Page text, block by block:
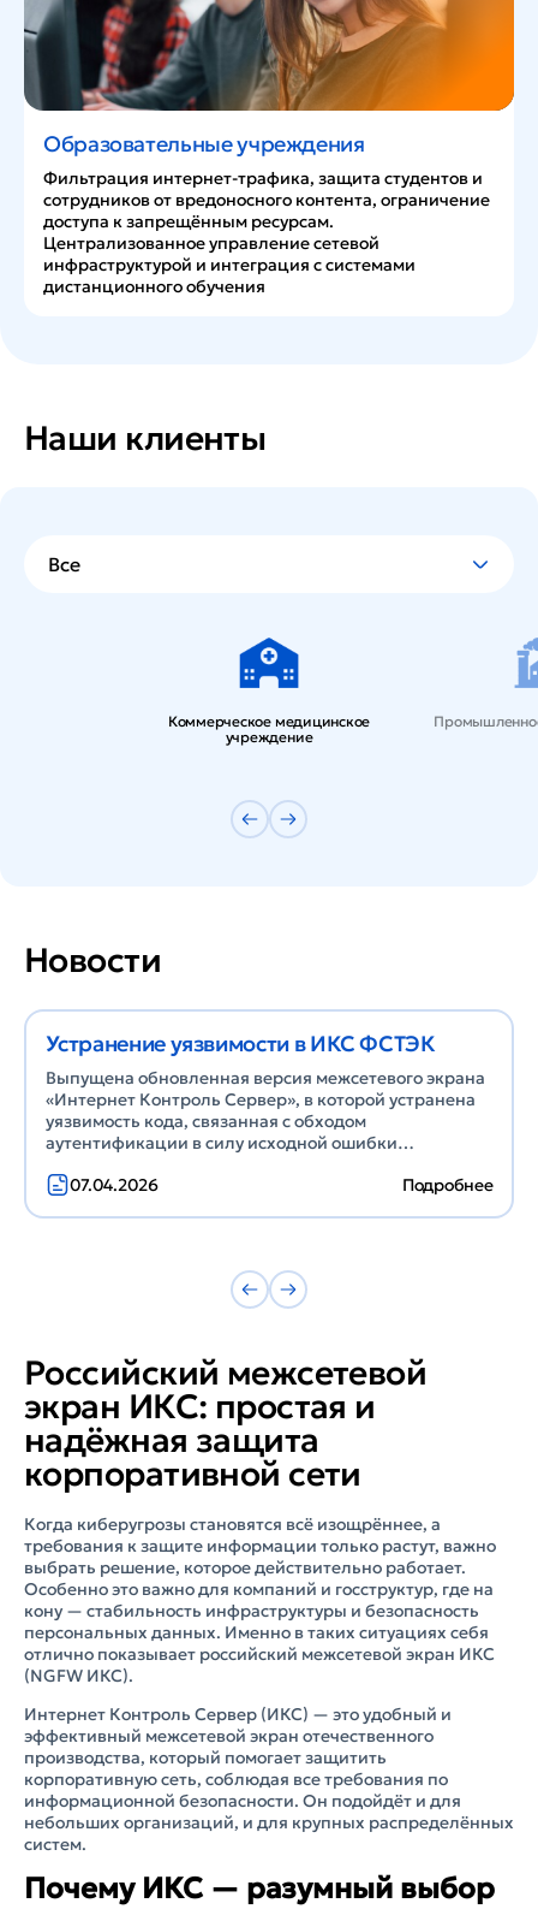
Образовательные учреждения
Фильтрация интернет-трафика, защита студентов и
сотрудников от вредоносного контента, ограничение
доступа к запрещённым ресурсам.
Централизованное управление сетевой
инфраструктурой и интеграция с системами
дистанционного обучения
Наши клиенты
Все
Коммерческое медицинское
учреждение
Новости
Устранение уязвимости в ИКС ФСТЭК
Выпущена обновленная версия межсетевого экрана
«Интернет Контроль Сервер», в которой устранена
уязвимость кода, связанная с обходом
аутентификации в силу исходной ошибки
Клиентам, использующим межсетевой экран ИКС
real.ru/index.php?article=117 Официальное письмо-
уведомление с инструкцией по установке
обновления отправлено на официальный
почтового ящика fstec@a-real.ru.
07.04.2026 Подробнее
Российский межсетевой
экран ИКС: простая и
надёжная защита
корпоративной сети
Когда киберугрозы становятся всё изощрённее, а
требования к защите информации только растут, важно
выбрать решение, которое действительно работает.
Особенно это важно для компаний и госструктур, где на
кону — стабильность инфраструктуры и безопасность
персональных данных. Именно в таких ситуациях себя
отлично показывает российский межсетевой экран ИКС
(NGFW ИКС).
Интернет Контроль Сервер (ИКС) — это удобный и
эффективный межсетевой экран отечественного
производства, который помогает защитить
корпоративную сеть, соблюдая все требования по
информационной безопасности. Он подойдёт и для
небольших организаций, и для крупных распределённых
систем.
Почему ИКС — разумный выбор